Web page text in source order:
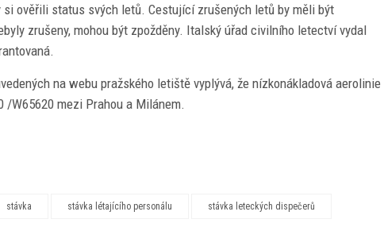
ověřili status svých letů. Cestující zrušených letů by měli být
zrušeny, mohou být zpožděny. Italský úřad civilního letectví vydal
na webu pražského letiště vyplývá, že nízkonákladová aerolinie
/W65620 mezi Prahou a Milánem.
stávka stávka létajícího personálu stávka leteckých dispečerů